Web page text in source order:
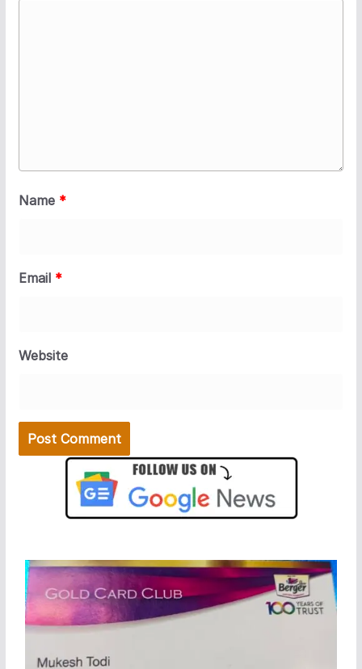
Name *
Email *
Website